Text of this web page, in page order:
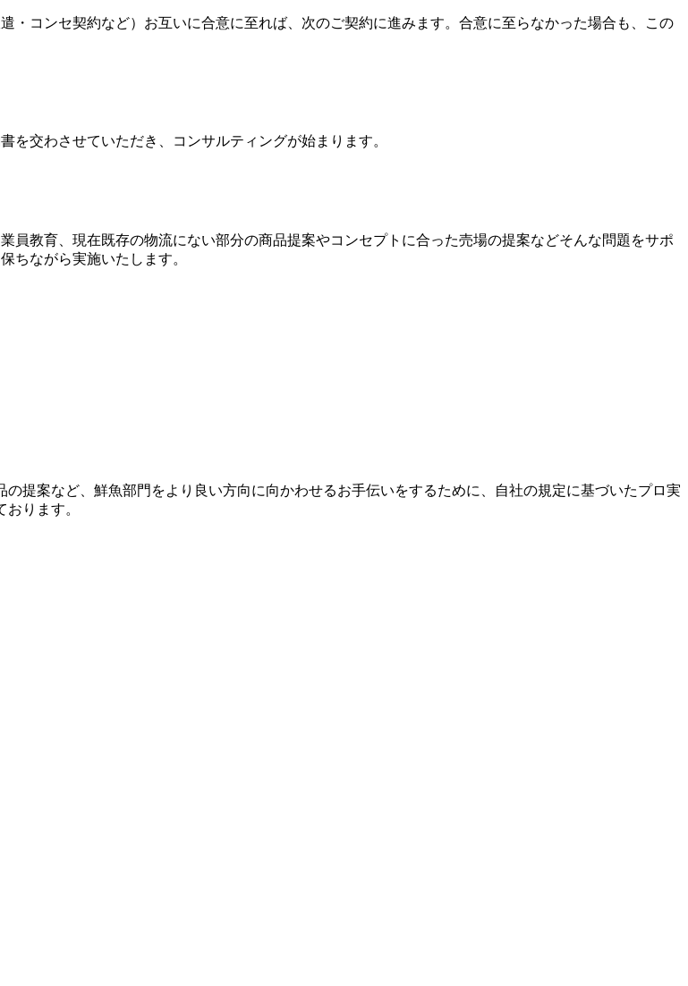
・コンセ契約など）お互いに合意に至れば、次のご契約に進みます。合意に至らなかった場合も、この
交わさせていただき、コンサルティングが始まります。
員教育、現在既存の物流にない部分の商品提案やコンセプトに合った売場の提案などそんな問題をサポ
ちながら実施いたします。
提案など、鮮魚部門をより良い方向に向かわせるお手伝いをするために、自社の規定に基づいたプロ実
ります。